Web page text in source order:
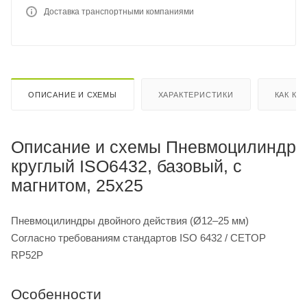
Доставка транспортными компаниями
ОПИСАНИЕ И СХЕМЫ ХАРАКТЕРИСТИКИ КАК
Описание и схемы Пневмоцилиндр
круглый ISO6432, базовый, с
магнитом, 25x25
Пневмоцилиндры двойного действия (Ø12–25 мм)
Согласно требованиям стандартов ISO 6432 / CETOP
RP52P
Особенности